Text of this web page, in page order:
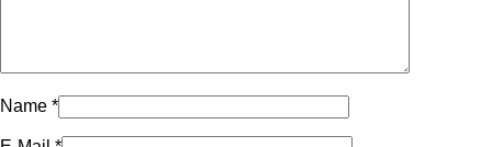
Name *